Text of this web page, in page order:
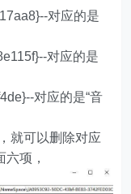
对应的是
对应的是
对应的是“音
就可以删除对应
项，